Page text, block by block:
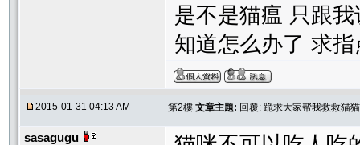
是不是猫瘟 只跟
知道怎么办了 求
2015-01-31 04:13 AM 第2樓 文章主題: 回覆: 跪求大家帮我救救猫
sasagugu